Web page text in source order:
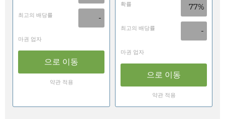
최고의 배당률 -
마권 업자
으로 이동
약관 적용
확률 77%
최고의 배당률 -
마권 업자
으로 이동
약관 적용